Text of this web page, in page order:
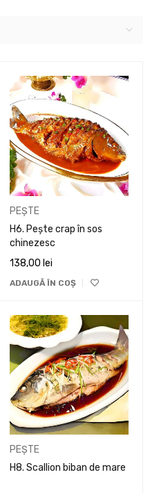
PEȘTE
H6. Pește crap în sos
chinezesc
138,00 lei
ADAUGĂ ÎN COȘ
PEȘTE
H8. Scallion biban de mare